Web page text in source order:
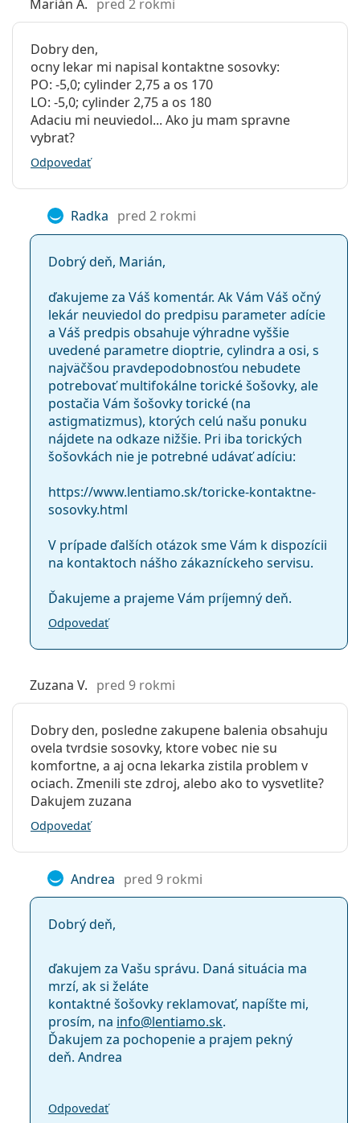
Marián A. pred 2 rokmi
Dobry den,
ocny lekar mi napisal kontaktne sosovky:
PO: -5,0; cylinder 2,75 a os 170
LO: -5,0; cylinder 2,75 a os 180
Adaciu mi neuviedol... Ako ju mam spravne
vybrat?
Odpovedať
Radka pred 2 rokmi
Dobrý deň, Marián,
ďakujeme za Váš komentár. Ak Vám Váš očný
lekár neuviedol do predpisu parameter adície
a Váš predpis obsahuje výhradne vyššie
uvedené parametre dioptrie, cylindra a osi, s
najväčšou pravdepodobnosťou nebudete
potrebovať multifokálne torické šošovky, ale
postačia Vám šošovky torické (na
astigmatizmus), ktorých celú našu ponuku
nájdete na odkaze nižšie. Pri iba torických
šošovkách nie je potrebné udávať adíciu:
https://www.lentiamo.sk/toricke-kontaktne-
sosovky.html
V prípade ďalších otázok sme Vám k dispozícii
na kontaktoch nášho zákazníckeho servisu.
Ďakujeme a prajeme Vám príjemný deň.
Odpovedať
Zuzana V. pred 9 rokmi
Dobry den, posledne zakupene balenia obsahuju
ovela tvrdsie sosovky, ktore vobec nie su
komfortne, a aj ocna lekarka zistila problem v
ociach. Zmenili ste zdroj, alebo ako to vysvetlite?
Dakujem zuzana
Odpovedať
Andrea pred 9 rokmi
Dobrý deň,
ďakujem za Vašu správu. Daná situácia ma
mrzí, ak si želáte
kontaktné šošovky reklamovať, napíšte mi,
prosím, na info@lentiamo.sk.
Ďakujem za pochopenie a prajem pekný
deň. Andrea
Odpovedať